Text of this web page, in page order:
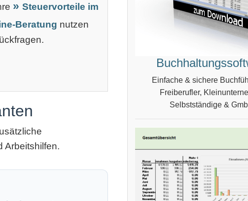
Steuervorteile im
Beratung nutzen
Arbeitshilfen.
Einfache & sichere
Freiberufler,
Selbstständige &